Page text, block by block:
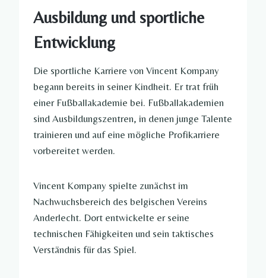
Ausbildung und sportliche
Entwicklung
Die sportliche Karriere von Vincent Kompany
begann bereits in seiner Kindheit. Er trat früh
einer Fußballakademie bei. Fußballakademien
sind Ausbildungszentren, in denen junge Talente
trainieren und auf eine mögliche Profikarriere
vorbereitet werden.
Vincent Kompany spielte zunächst im
Nachwuchsbereich des belgischen Vereins
Anderlecht. Dort entwickelte er seine
technischen Fähigkeiten und sein taktisches
Verständnis für das Spiel.